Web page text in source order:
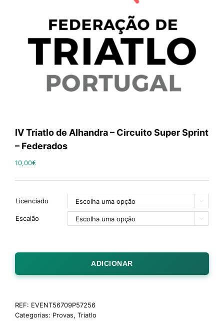
IV Triatlo de Alhandra – Circuito Super Sprint
– Federados
10,00€
Licenciado 
Escalão 
ADICIONAR
REF: EVENT56709P57256
Categorias: Provas, Triatlo